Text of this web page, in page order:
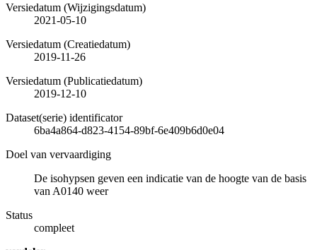
Versiedatum (Wijzigingsdatum)
2021-05-10
Versiedatum (Creatiedatum)
2019-11-26
Versiedatum (Publicatiedatum)
2019-12-10
Dataset(serie) identificator
6ba4a864-d823-4154-89bf-6e409b6d0e04
Doel van vervaardiging
De isohypsen geven een indicatie van de hoogte van de basis
van A0140 weer
Status
compleet